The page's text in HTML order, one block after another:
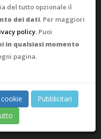
del tutto opzionale il
dei dati. Per maggiori
policy. Puoi
in qualsiasi momento
pagina.
Pubblicitari